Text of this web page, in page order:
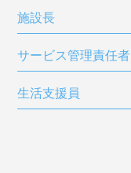
施設長
サービス管理責任者
生活支援員